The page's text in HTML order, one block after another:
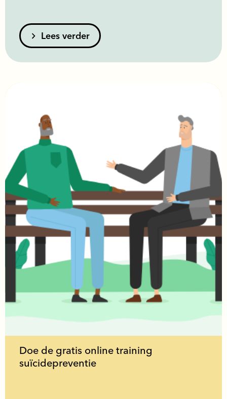
Lees verder
Doe de gratis online training
suïcidepreventie